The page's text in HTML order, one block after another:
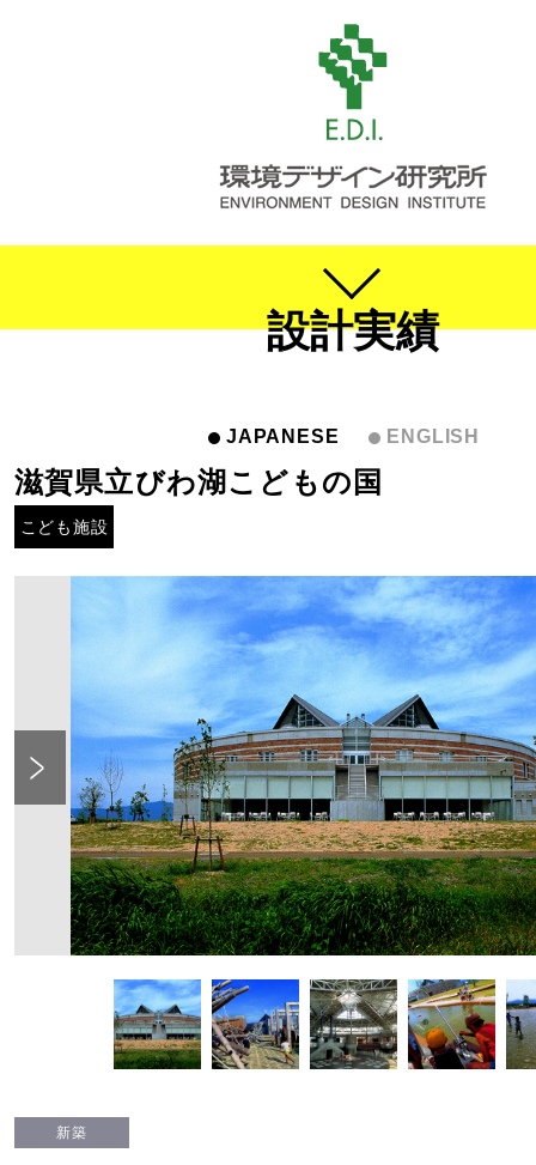
設計実績
JAPANESE ENGLISH
滋賀県立びわ湖こどもの国
こども施設
Previous
新築